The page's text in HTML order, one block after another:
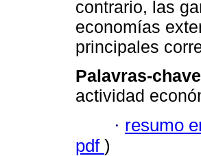
contrario, las
economías
principales
Palavras-
actividad
· resumo
pdf )